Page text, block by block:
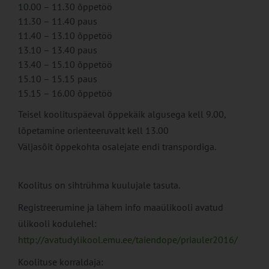
10.00 – 11.30 õppetöö
11.30 – 11.40 paus
11.40 – 13.10 õppetöö
13.10 – 13.40 paus
13.40 – 15.10 õppetöö
15.10 – 15.15 paus
15.15 – 16.00 õppetöö
Teisel koolituspäeval õppekäik algusega kell 9.00,
lõpetamine orienteeruvalt kell 13.00
Väljasõit õppekohta osalejate endi transpordiga.
Koolitus on sihtrühma kuulujale tasuta.
Registreerumine ja lähem info maaülikooli avatud
ülikooli kodulehel:
http://avatudylikool.emu.ee/taiendope/priauler2016/
Koolituse korraldaja: